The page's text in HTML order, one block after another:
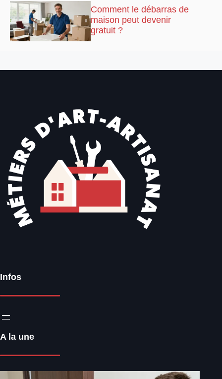
Comment le débarras de
maison peut devenir
gratuit ?
Infos
A la une